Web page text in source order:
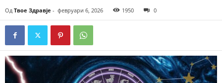
Од Твое Здравје - февруари 6, 2026 1950 0